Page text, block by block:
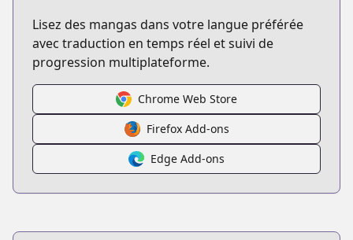
Lisez des mangas dans votre langue préférée
avec traduction en temps réel et suivi de
progression multiplateforme.
Chrome Web Store
Firefox Add-ons
Edge Add-ons